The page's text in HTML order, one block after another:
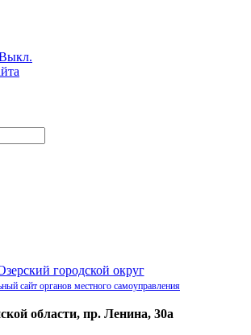
городской округ
сайт органов местного самоуправления
области, пр. Ленина, 30а